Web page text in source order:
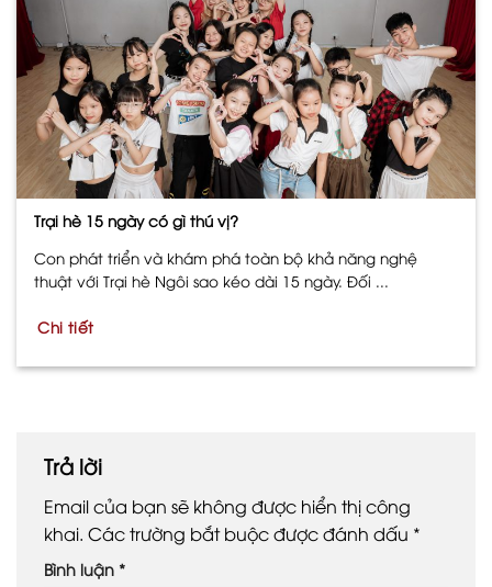
Trại hè 15 ngày có gì thú vị?
Con phát triển và khám phá toàn bộ khả năng nghệ
thuật với Trại hè Ngôi sao kéo dài 15 ngày. Đối ...
Chi tiết
Trả lời
Email của bạn sẽ không được hiển thị công
khai. Các trường bắt buộc được đánh dấu *
Bình luận *